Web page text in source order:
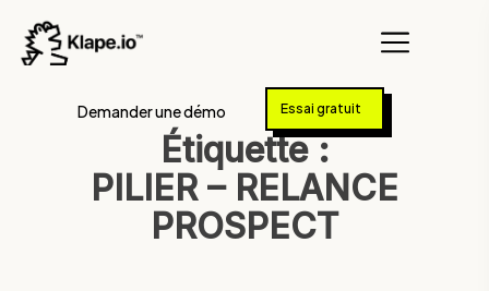
Demander une démo Essai gratuit
Étiquette :
PILIER – RELANCE
PROSPECT